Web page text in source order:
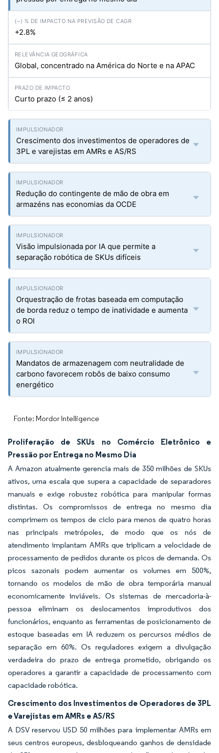
+2.8%
Global, concentrado na América do Norte e na APAC
Curto prazo (≤ 2 anos)
Crescimento dos investimentos de operadores de
3PL e varejistas em AMRs e AS/RS
Redução do contingente de mão de obra em
armazéns nas economias da OCDE
Visão impulsionada por IA que permite a
separação robótica de SKUs difíceis
Orquestração de frotas baseada em computação
de borda reduz o tempo de inatividade e aumenta
o ROI
Mandatos de armazenagem com neutralidade de
carbono favorecem robôs de baixo consumo
energético
Fonte: Mordor Intelligence
Proliferação de SKUs no Comércio Eletrônico e
Pressão por Entrega no Mesmo Dia
A Amazon atualmente gerencia mais de 350 milhões de SKUs
ativos, uma escala que supera a capacidade de separadores
manuais e exige robustez robótica para manipular formas
distintas. Os compromissos de entrega no mesmo dia
comprimem os tempos de ciclo para menos de quatro horas
nas principais metrópoles, de modo que os nós de
atendimento implantam AMRs que triplicam a velocidade de
processamento de pedidos durante os picos de demanda. Os
picos sazonais podem aumentar os volumes em 500%,
tornando os modelos de mão de obra temporária manual
economicamente inviáveis. Os sistemas de mercadoria-à-
pessoa eliminam os deslocamentos improdutivos dos
funcionários, enquanto as ferramentas de posicionamento de
estoque baseadas em IA reduzem os percursos médios de
separação em 60%. Os reguladores exigem a divulgação
verdadeira do prazo de entrega prometido, obrigando os
operadores a garantir a capacidade de processamento com
capacidade robótica.
Crescimento dos Investimentos de Operadores de 3PL
e Varejistas em AMRs e AS/RS
A DSV reservou USD 50 milhões para implementar AMRs em
seus centros europeus, desbloqueando ganhos de densidade